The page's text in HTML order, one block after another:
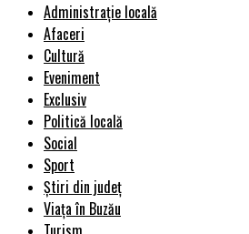
Administrație locală
Afaceri
Cultură
Eveniment
Exclusiv
Politică locală
Social
Sport
Știri din județ
Viața în Buzău